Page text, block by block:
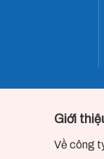
Giới
Về công